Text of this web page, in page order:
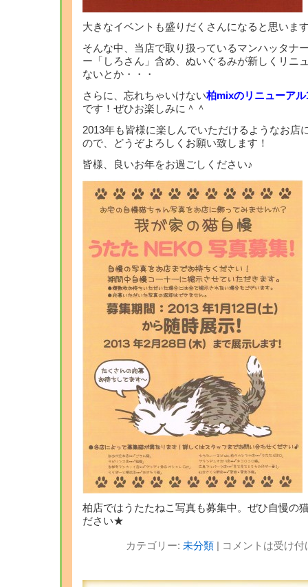
大きなイベントも盛りだくさんになると思いま
そんな中、当店で取り扱っているマンハッタナ
ー「しろさん」含め、ぬいぐるみが新しくリニ
ないとか・・・
さらに、忘れちゃいけない柏mixのリニューア
です！ぜひお楽しみに＾＾
2013年も皆様に楽しんでいただけるようなお店
ので、どうぞよろしくお願い致します！
皆様、良いお年をお過ごしください♪
柏店ではうたたねこ写真も募集中。ぜひ自慢の
ださい★
カテゴリー: 未分類| コメントは受け